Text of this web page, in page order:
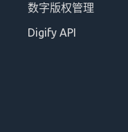
数字版权管理
Digify API